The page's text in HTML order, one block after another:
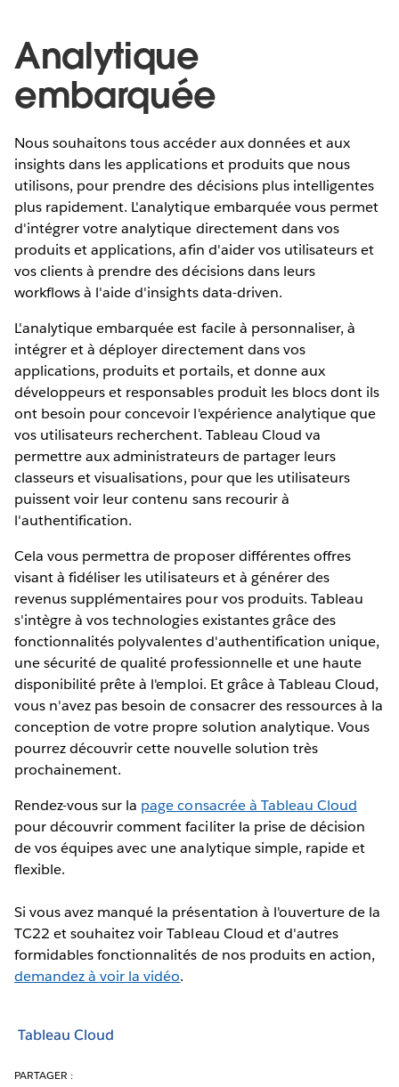
Analytique
embarquée
Nous souhaitons tous accéder aux données et aux
insights dans les applications et produits que nous
utilisons, pour prendre des décisions plus intelligentes
plus rapidement. L'analytique embarquée vous permet
d'intégrer votre analytique directement dans vos
produits et applications, afin d'aider vos utilisateurs et
vos clients à prendre des décisions dans leurs
workflows à l'aide d'insights data-driven.
L'analytique embarquée est facile à personnaliser, à
intégrer et à déployer directement dans vos
applications, produits et portails, et donne aux
développeurs et responsables produit les blocs dont ils
ont besoin pour concevoir l'expérience analytique que
vos utilisateurs recherchent. Tableau Cloud va
permettre aux administrateurs de partager leurs
classeurs et visualisations, pour que les utilisateurs
puissent voir leur contenu sans recourir à
l'authentification.
Cela vous permettra de proposer différentes offres
visant à fidéliser les utilisateurs et à générer des
revenus supplémentaires pour vos produits. Tableau
s'intègre à vos technologies existantes grâce des
fonctionnalités polyvalentes d'authentification unique,
une sécurité de qualité professionnelle et une haute
disponibilité prête à l'emploi. Et grâce à Tableau Cloud,
vous n'avez pas besoin de consacrer des ressources à la
conception de votre propre solution analytique. Vous
pourrez découvrir cette nouvelle solution très
prochainement.
Rendez-vous sur la page consacrée à Tableau Cloud
pour découvrir comment faciliter la prise de décision
de vos équipes avec une analytique simple, rapide et
flexible.
Si vous avez manqué la présentation à l'ouverture de la
TC22 et souhaitez voir Tableau Cloud et d'autres
formidables fonctionnalités de nos produits en action,
demandez à voir la vidéo.
Tableau Cloud
PARTAGER :